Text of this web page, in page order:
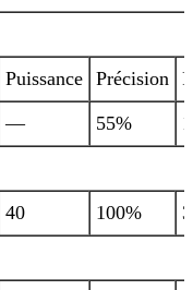
Puissance Précision
— 55%
40 100%